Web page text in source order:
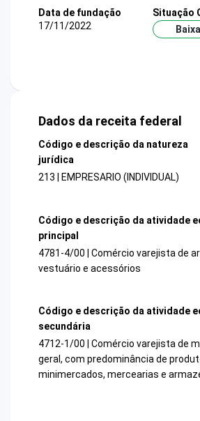
Data de fundação
17/11/2022
Situação
Dados da receita federal
Código e descrição da natureza
jurídica
213 | EMPRESARIO (INDIVIDUAL)
Código e descrição da atividade
principal
4781-4/00 | Comércio varejista de
vestuário e acessórios
Código e descrição da atividade
secundária
4712-1/00 | Comércio varejista de
geral, com predominância de
minimercados, mercearias e